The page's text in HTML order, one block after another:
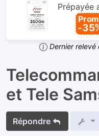
Prépayée
-
Dernier relevé
et Tele
Répondre